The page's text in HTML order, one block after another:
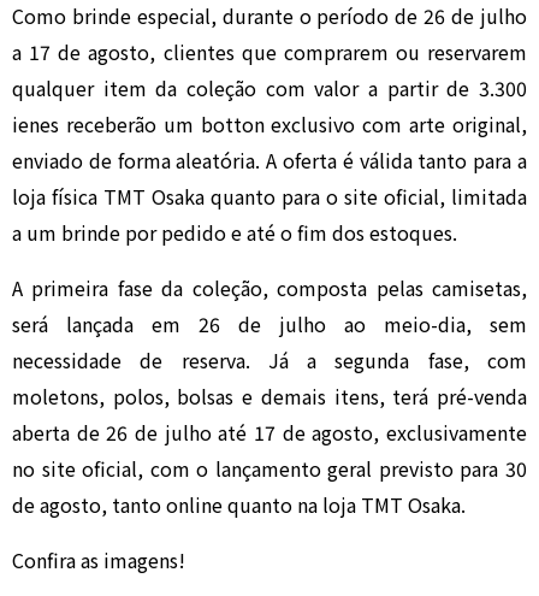
Como brinde especial, durante o período de 26 de julho
a 17 de agosto, clientes que comprarem ou reservarem
qualquer item da coleção com valor a partir de 3.300
ienes receberão um botton exclusivo com arte original,
enviado de forma aleatória. A oferta é válida tanto para a
loja física TMT Osaka quanto para o site oficial, limitada
a um brinde por pedido e até o fim dos estoques.
A primeira fase da coleção, composta pelas camisetas,
será lançada em 26 de julho ao meio-dia, sem
necessidade de reserva. Já a segunda fase, com
moletons, polos, bolsas e demais itens, terá pré-venda
aberta de 26 de julho até 17 de agosto, exclusivamente
no site oficial, com o lançamento geral previsto para 30
de agosto, tanto online quanto na loja TMT Osaka.
Confira as imagens!